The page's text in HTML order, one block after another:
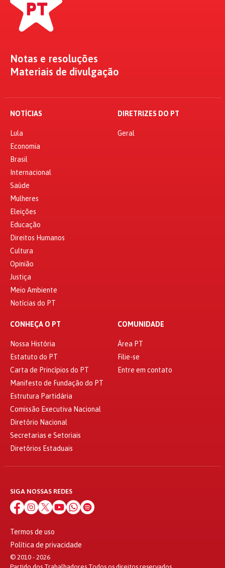
Notas e resoluções
Materiais de divulgação
NOTÍCIAS
Lula
Economia
Brasil
Internacional
Saúde
Mulheres
Eleições
Educação
Direitos Humanos
Cultura
Opinião
Justiça
Meio Ambiente
Notícias do PT
DIRETRIZES DO PT
Geral
CONHEÇA O PT
Nossa História
Estatuto do PT
Carta de Princípios do PT
Manifesto de Fundação do PT
Estrutura Partidária
Comissão Executiva Nacional
Diretório Nacional
Secretarias e Setoriais
Diretórios Estaduais
COMUNIDADE
Área PT
Filie-se
Entre em contato
SIGA NOSSAS REDES
Termos de uso
Política de privacidade
© 2010 - 2026